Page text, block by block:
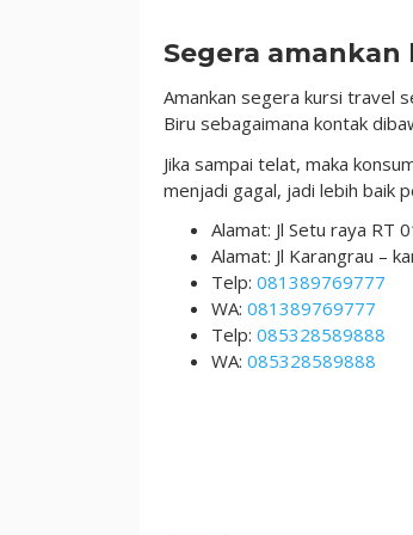
Segera
Amankan segera kursi travel
Biru sebagaimana kontak
Jika sampai telat, maka
menjadi gagal, jadi lebih baik
Alamat: Jl Setu raya RT
Alamat: Jl Karangrau –
Telp: 081389769777
WA: 081389769777
Telp: 085328589888
WA: 085328589888